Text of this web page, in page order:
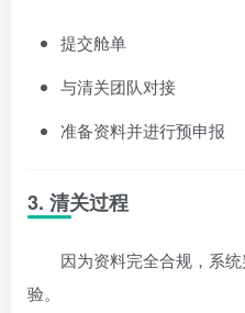
提交舱单
与清关团队对接
准备资料并进行预申报
3. 清关过程
因为资料完全合规，系
验。